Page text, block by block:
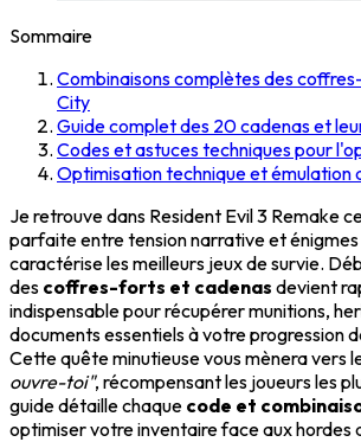
Sommaire
Combinaisons complètes des
City
Guide complet des 20 cadenas et
Codes et astuces techniques pour
Optimisation technique et émulation
Je retrouve dans Resident Evil 3 Remake
parfaite entre tension narrative et énigmes
caractérise les meilleurs jeux de survie.
des coffres-forts et cadenas devient
indispensable pour récupérer munitions,
documents essentiels à votre progression
Cette quête minutieuse vous mènera vers
ouvre-toi", récompensant les joueurs les
guide détaille chaque code et
optimiser votre inventaire face aux hordes